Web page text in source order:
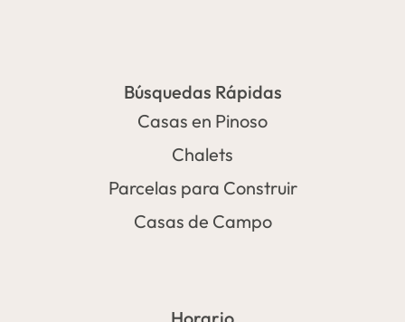
Búsquedas Rápidas
Casas en Pinoso
Chalets
Parcelas para Construir
Casas de Campo